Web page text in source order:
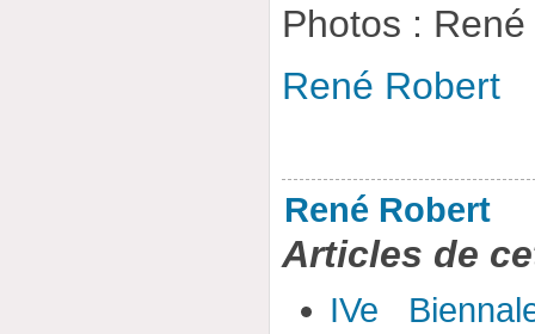
Photos :
René Robert
René Robert
Articles de
IVe